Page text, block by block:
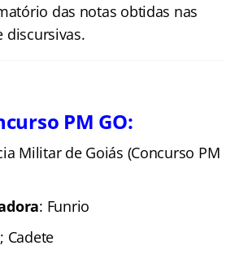
das notas obtidas nas
discursivas.
PM GO:
Militar de Goiás (Concurso PM
: Funrio
Cadete